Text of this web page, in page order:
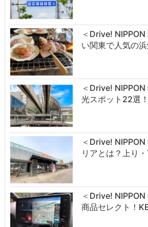
＜Drive!
い関東で人気の
＜Drive!
光スポット22選
＜Drive!
リアとは？上り
＜Drive!
商品セレクト！